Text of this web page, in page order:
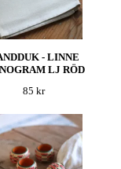
- LINNE
LJ RÖD
85 kr